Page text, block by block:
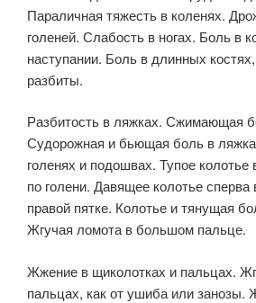
Параличная тяжесть в коленях.
голеней. Слабость в ногах. Боль в
наступании. Боль в длинных
разбиты.
Разбитость в ляжках. Сжимаю­щая
Судорожная и бьющая боль в
голенях и подошвах. Тупое колотье
по голени. Давящее колотье сперва
правой пятке. Колотье и тянущая
Жгучая ломота в большом паль­це.
Жжение в щиколотках и пальцах.
пальцах, как от ушиба или занозы.